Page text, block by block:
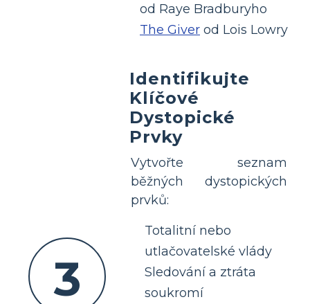
od Raye Bradburyho
The Giver od Lois Lowry
3
Identifikujte
Klíčové
Dystopické
Prvky
Vytvořte seznam
běžných dystopických
prvků:
Totalitní nebo
utlačovatelské vlády
Sledování a ztráta
soukromí